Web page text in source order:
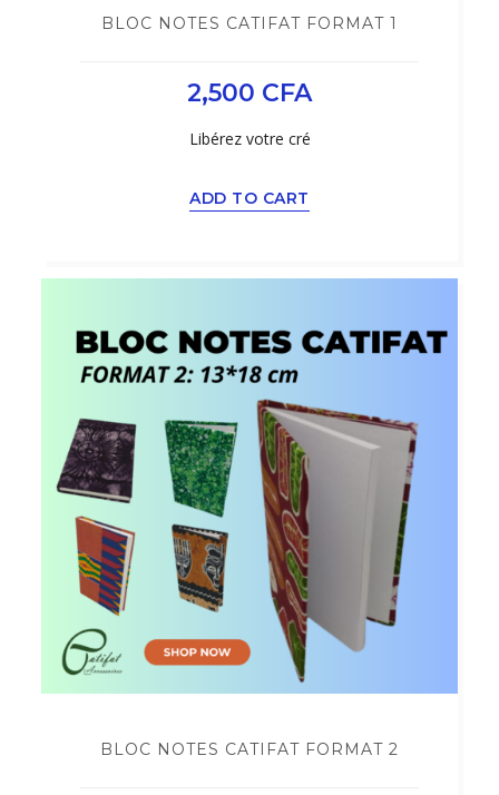
BLOC NOTES CATIFAT FORMAT 1
2,500 CFA
Libérez votre cré
ADD TO CART
BLOC NOTES CATIFAT FORMAT 2